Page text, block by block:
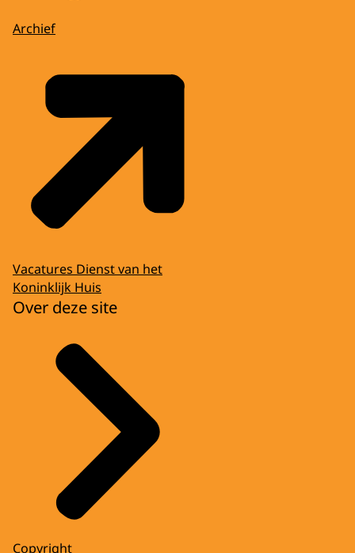
Archief
Vacatures Dienst van het
Koninklijk Huis
Over deze site
Copyright